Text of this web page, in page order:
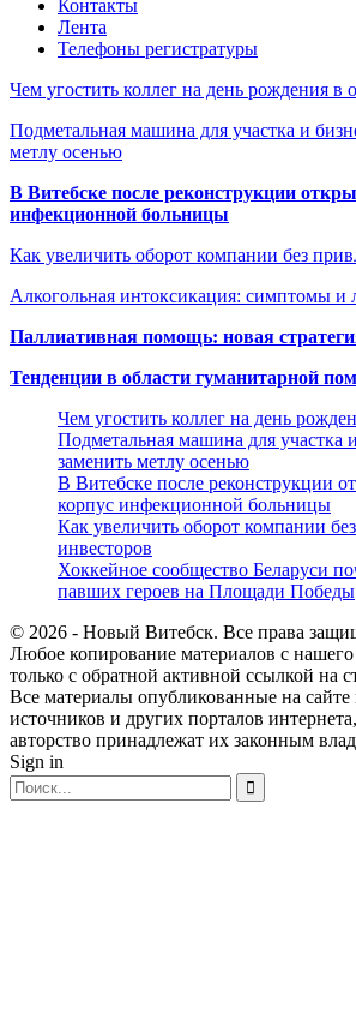
Контакты
Лента
Телефоны регистратуры
Чем угостить коллег на день рождения в
Подметальная машина для участка и
метлу осенью
В Витебске после реконструкции
инфекционной больницы
Как увеличить оборот компании без
Алкогольная интоксикация: симптомы и
Паллиативная помощь: новая
Тенденции в области гуманитарной
Чем угостить коллег на день
Подметальная машина для участка
заменить метлу осенью
В Витебске после реконструкции
корпус инфекционной больницы
Как увеличить оборот компании
инвесторов
Хоккейное сообщество Беларуси
павших героев на Площади Победы
© 2026 - Новый Витебск. Все права
Любое копирование материалов с нашего
только с обратной активной ссылкой на
Все материалы опубликованные на
источников и других порталов
авторство принадлежат их законным
Sign in